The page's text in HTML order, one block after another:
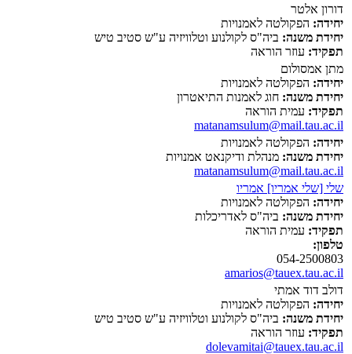
דורון אלטר
יחידה: הפקולטה לאמנויות
יחידת משנה: ביה"ס לקולנוע וטלוויזיה ע"ש סטיב טיש
תפקיד: עוזר הוראה
מתן אמסולום
יחידה: הפקולטה לאמנויות
יחידת משנה: חוג לאמנות התיאטרון
תפקיד: עמית הוראה
matanamsulum@mail.tau.ac.il
יחידה: הפקולטה לאמנויות
יחידת משנה: מנהלת ודיקנאט אמנויות
matanamsulum@mail.tau.ac.il
שלי [שלי אמריו] אמריו
יחידה: הפקולטה לאמנויות
יחידת משנה: ביה"ס לאדריכלות
תפקיד: עמית הוראה
טלפון:
054-2500803
amarios@tauex.tau.ac.il
דולב דוד אמתי
יחידה: הפקולטה לאמנויות
יחידת משנה: ביה"ס לקולנוע וטלוויזיה ע"ש סטיב טיש
תפקיד: עוזר הוראה
dolevamitai@tauex.tau.ac.il